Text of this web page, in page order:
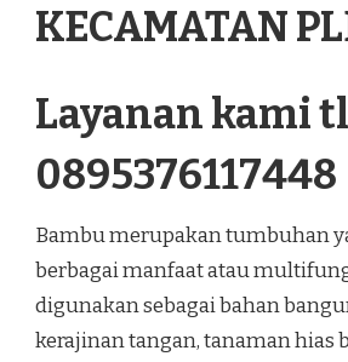
KECAMATAN
Layanan kami
0895376117448
Bambu merupakan tumbuhan
berbagai manfaat atau
digunakan sebagai bahan
kerajinan tangan, tanaman hias